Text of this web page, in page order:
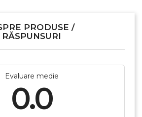
PRODUSE /
Evaluare medie
0.0